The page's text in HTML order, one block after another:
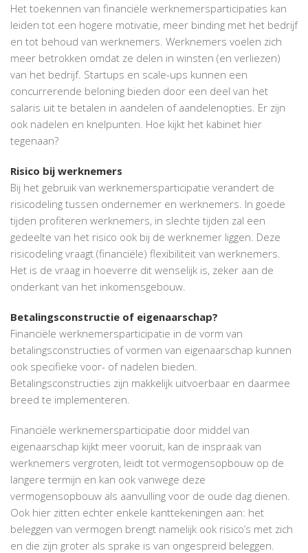
Het toekennen van financiële werknemersparticipaties kan
leiden tot een hogere motivatie, meer binding met het bedrijf
en tot behoud van werknemers. Werknemers voelen zich
meer betrokken omdat ze delen in winsten (en verliezen)
van het bedrijf. Startups en scale-ups kunnen een
concurrerende beloning bieden door een deel van het
salaris uit te betalen in aandelen of aandelenopties. Er zijn
ook nadelen en knelpunten. Hoe kijkt het kabinet hier
tegenaan?
Risico bij werknemers
Bij het gebruik van werknemersparticipatie verandert de
risicodeling tussen ondernemer en werknemers. In goede
tijden profiteren werknemers, in slechte tijden zal een
gedeelte van het risico ook bij de werknemer liggen. Deze
risicodeling vraagt (financiële) flexibiliteit van werknemers.
Het is de vraag in hoeverre dit wenselijk is, zeker aan de
onderkant van het inkomensgebouw.
Betalingsconstructie of eigenaarschap?
Financiële werknemersparticipatie in de vorm van
betalingsconstructies of vormen van eigenaarschap kunnen
ook specifieke voor- of nadelen bieden.
Betalingsconstructies zijn makkelijk uitvoerbaar en daarmee
breed te implementeren.
Financiële werknemersparticipatie door middel van
eigenaarschap kijkt meer vooruit, kan de inspraak van
werknemers vergroten, leidt tot vermogensopbouw op de
langere termijn en kan ook vanwege deze
vermogensopbouw als aanvulling voor de oude dag dienen.
Ook hier zitten echter enkele kanttekeningen aan: het
beleggen van vermogen brengt namelijk ook risico’s met zich
en die zijn groter als sprake is van ongespreid beleggen.